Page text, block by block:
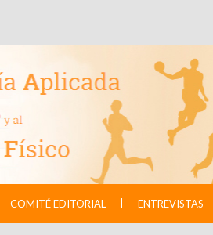
COMITÉ EDITORIAL ENTREVISTAS